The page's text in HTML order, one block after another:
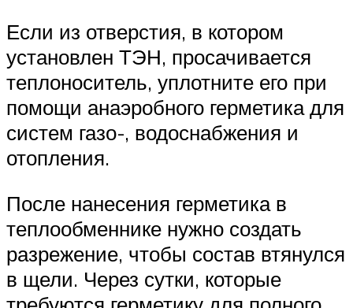
Если из отверстия, в котором
установлен ТЭН, просачивается
теплоноситель, уплотните его при
помощи анаэробного герметика для
систем газо-, водоснабжения и
отопления.
После нанесения герметика в
теплообменнике нужно создать
разрежение, чтобы состав втянулся
в щели. Через сутки, которые